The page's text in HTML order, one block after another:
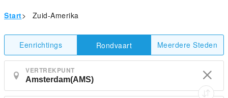
Start> Zuid-Amerika
Eenrichtings Rondvaart Meerdere Steden
VERTREKPUNT